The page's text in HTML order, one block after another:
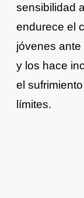
sensibilidad
endurece el
jóvenes
y los hace
el
límites.